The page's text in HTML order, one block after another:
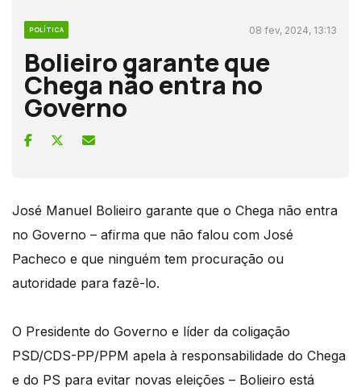
POLÍTICA 08 fev, 2024, 13:13
Bolieiro garante que
Chega não entra no
Governo
José Manuel Bolieiro garante que o Chega não entra
no Governo – afirma que não falou com José
Pacheco e que ninguém tem procuração ou
autoridade para fazê-lo.
O Presidente do Governo e líder da coligação
PSD/CDS-PP/PPM apela à responsabilidade do Chega
e do PS para evitar novas eleições – Bolieiro está